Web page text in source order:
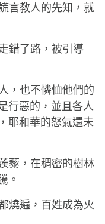
言教人的先知，就
錯了路，被引導
，也不憐恤他們的
行惡的，並且各人
耶和華的怒氣還未
藜，在稠密的樹林
。
燒遍，百姓成為火